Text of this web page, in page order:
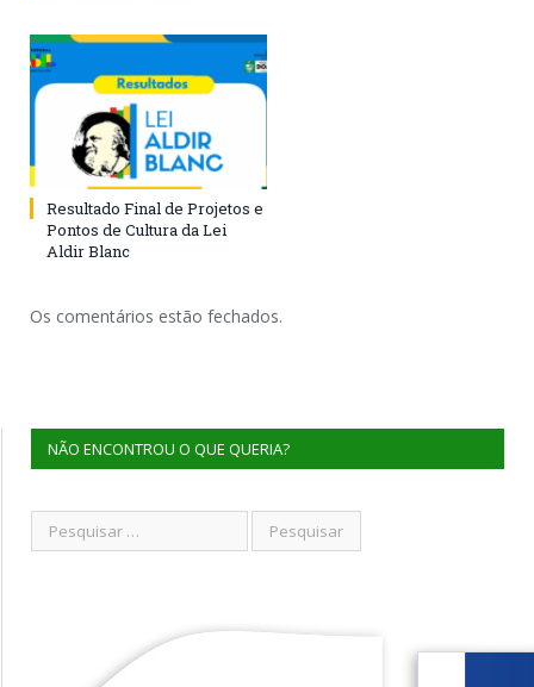
Resultado Final de Projetos e
Pontos de Cultura da Lei
Aldir Blanc
Os comentários estão fechados.
NÃO ENCONTROU O QUE QUERIA?